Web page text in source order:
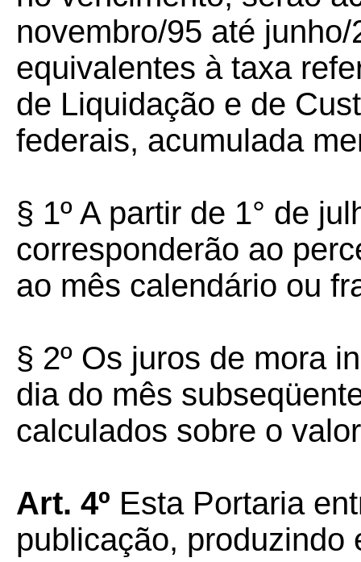
novembro/95 até
equivalentes à taxa
de Liquidação e de
federais, acumulada
§ 1º A partir de 1° de
corresponderão ao
ao mês calendário ou
§ 2º Os juros de mora
dia do mês
calculados sobre o
Art. 4º Esta Portaria
publicação, produzindo